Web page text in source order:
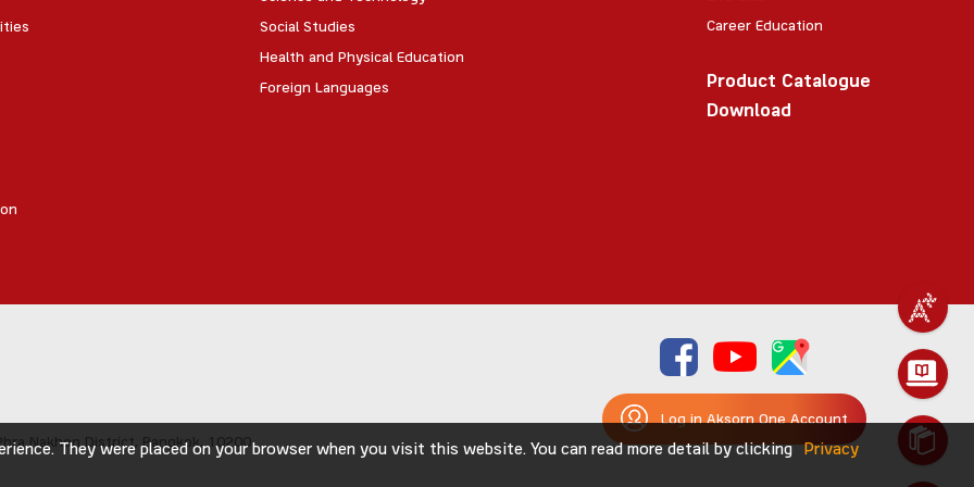
Social Studies
Health and Physical Education
Foreign Languages
Career Education
Product Catalogue
Download
Nakhon District, Bangkok, 10200
Log in Aksorn One Account
They were placed on your browser when you visit this website. You can read more detail by clicking
Privacy